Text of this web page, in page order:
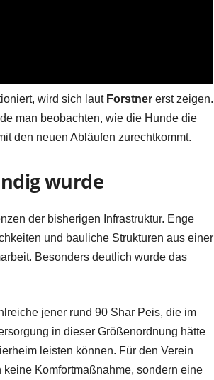
wird sich laut Forstnererst zeigen.
man beobachten, wie die Hunde die
den neuen Abläufen zurechtkommt.
wurde
der bisherigen Infrastruktur. Enge
und bauliche Strukturen aus einer
Besonders deutlich wurde das
jener rund 90 Shar Peis, die im
in dieser Größenordnung hätte
leisten können. Für den Verein
Komfortmaßnahme, sondern eine